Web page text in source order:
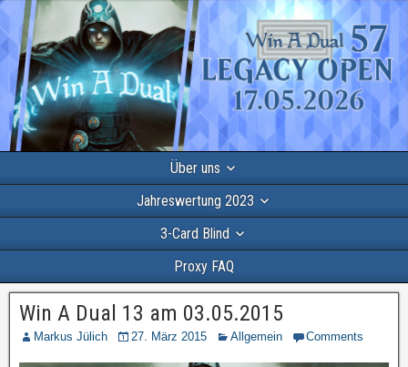
Über uns
Jahreswertung 2023
3-Card Blind
Proxy FAQ
Win A Dual 13 am 03.05.2015
Markus Jülich 27. März 2015 Allgemein Comments